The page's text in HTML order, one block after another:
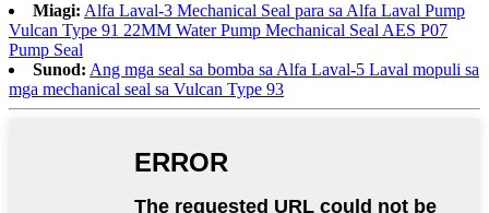
Miagi: Alfa Laval-3 Mechanical Seal para sa Alfa Laval Pump
Vulcan Type 91 22MM Water Pump Mechanical Seal AES P07
Pump Seal
Sunod: Ang mga seal sa bomba sa Alfa Laval-5 Laval mopuli sa
mga mechanical seal sa Vulcan Type 93